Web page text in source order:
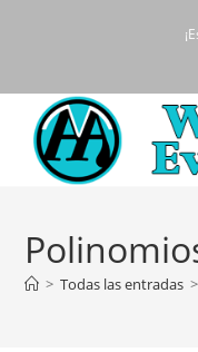
> Todas las entradas >